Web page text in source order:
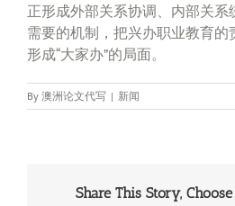
正形成外部关系协调、内部关系
需要的机制，把兴办职业教育的
形成“大家办”的局面。
By 澳洲论文代写 | 新闻
Share This Story,